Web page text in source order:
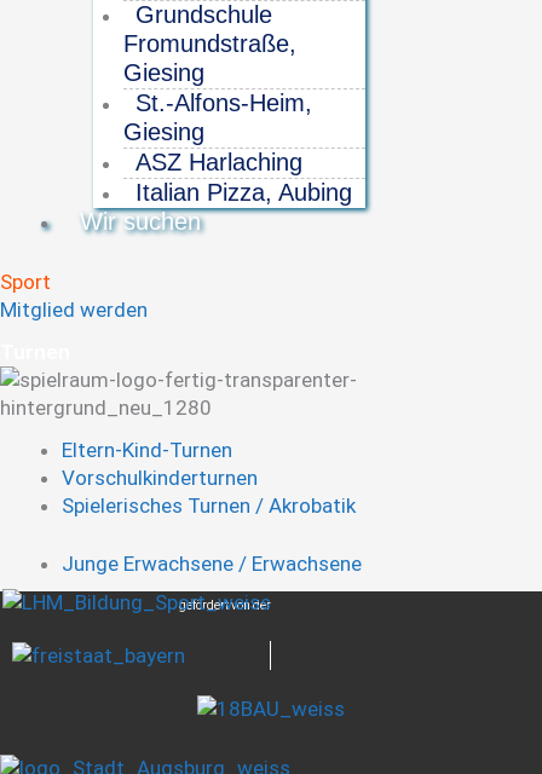
Grundschule
Fromundstraße,
Giesing
St.-Alfons-Heim,
Giesing
ASZ Harlaching
Italian Pizza, Aubing
Wir suchen
Sport
Mitglied werden
Eltern-Kind-Turnen
Vorschulkinderturnen
Spielerisches Turnen / Akrobatik
Junge Erwachsene / Erwachsene
gefördert von der